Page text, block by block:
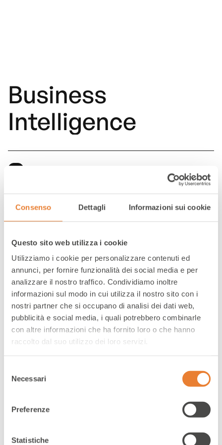
Consenso Dettagli Informazioni sui cookie
Questo sito web utilizza i cookie
Utilizziamo i cookie per personalizzare contenuti ed
annunci, per fornire funzionalità dei social media e per
analizzare il nostro traffico. Condividiamo inoltre
informazioni sul modo in cui utilizza il nostro sito con i
nostri partner che si occupano di analisi dei dati web,
pubblicità e social media, i quali potrebbero combinarle
con altre informazioni che ha fornito loro o che hanno
raccolto dal suo utilizzo dei loro servizi.
delNecessari
Preferenze
Statistiche
Business
Intelligence